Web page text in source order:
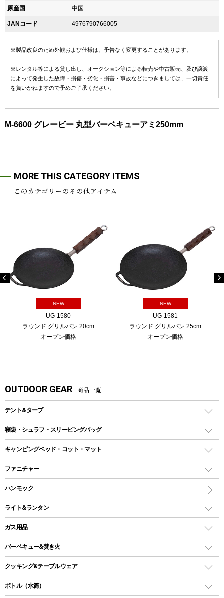
原産国 中国
JANコード 4976790766005
※製品改良のため外観および仕様は、予告なく変更することがあります。
※レンタル等による貸し出し、オークション等による転売や中古販売、及び譲渡
によって発生した故障・損傷・劣化・損害・事故などにつきましては、一切責任
を負いかねますので予めご了承ください。
M-6600 グレービー 丸型バーベキューアミ250mm
MORE THIS CATEGORY ITEMS
このカテゴリーのその他アイテム
NEW
UG-1580
ラウンド グリルパン 20cm
オープン価格
NEW
UG-1581
ラウンド グリルパン 25cm
オープン価格
OUTDOOR GEAR 商品一覧
テント&タープ
テント
ツールームテント
ワンポールテント
シェルターテント
ロッジ型・オリジナルテント
タープ
スクエアタープ（レクタタープ）
メッシュタープ
寝袋・シュラフ・スリーピングバッグ
レクタングラー型（封筒型）シュラフ
インナーシュラフ
キャンピングベッド・コット・マット
キャンピングベッド・コット
インフレータブルマット
ファニチャー
アウトドアテーブル
レジャーシート
ハンモック
ライト&ランタン
LEDランタン
ガスランタン
オイルランタン
LEDライト
ガス用品
ガスバーナー
ガス缶
バーベキュー&焚き火
バーベキューコンロ、グリル
焚き火台タイプ（ロースタイル）グリル
クッキング&テーブルウェア
ダッチオーブン
ボトル（水筒）